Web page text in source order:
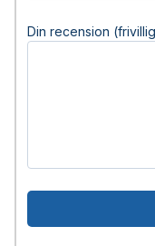
Din recension